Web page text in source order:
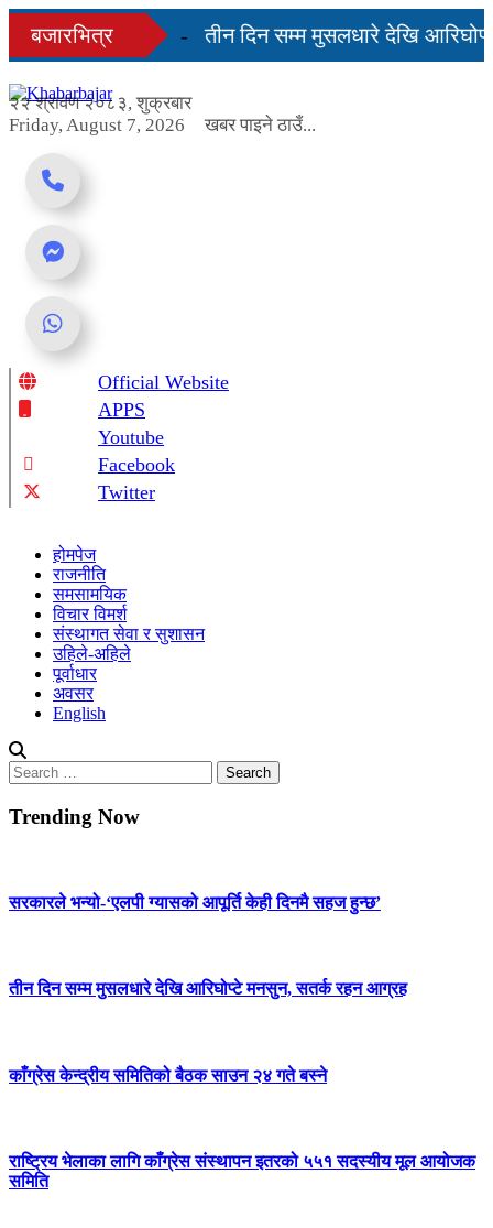
Skip
content
बजारभित्र
दिनमै सहज हुन्छ’
तीन दिन सम्म मुसलधारे देखि
२२ श्रावण २०८३, शुक्रबार
Friday, August 7, 2026
खबर पाइने ठाउँ...
Online News Portal
Official Website
APPS
Youtube
Facebook
Twitter
होमपेज
राजनीति
समसामयिक
विचार विमर्श
संस्थागत सेवा र सुशासन
उहिले-अहिले
पूर्वाधार
अवसर
English
Search
for:
Trending Now
सरकारले भन्यो-‘एलपी ग्यासको आपूर्ति केही दिनमै सहज हुन्छ’
तीन दिन सम्म मुसलधारे देखि आरिघोप्टे मनसुन, सतर्क रहन आग्रह
काँग्रेस केन्द्रीय समितिको बैठक साउन २४ गते बस्ने
राष्ट्रिय भेलाका लागि काँग्रेस संस्थापन इतरको ५५१ सदस्यीय मूल आयोजक
समिति